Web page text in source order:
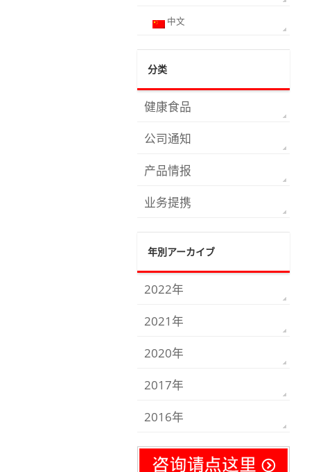
中文
分类
健康食品
公司通知
产品情报
业务提携
年別アーカイブ
2022年
2021年
2020年
2017年
2016年